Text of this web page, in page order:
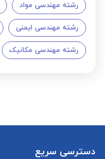
رشته مهندسی مواد
رشته مهندسی ایمنی
رشته مهندسی مکانیک
دسترسی سریع